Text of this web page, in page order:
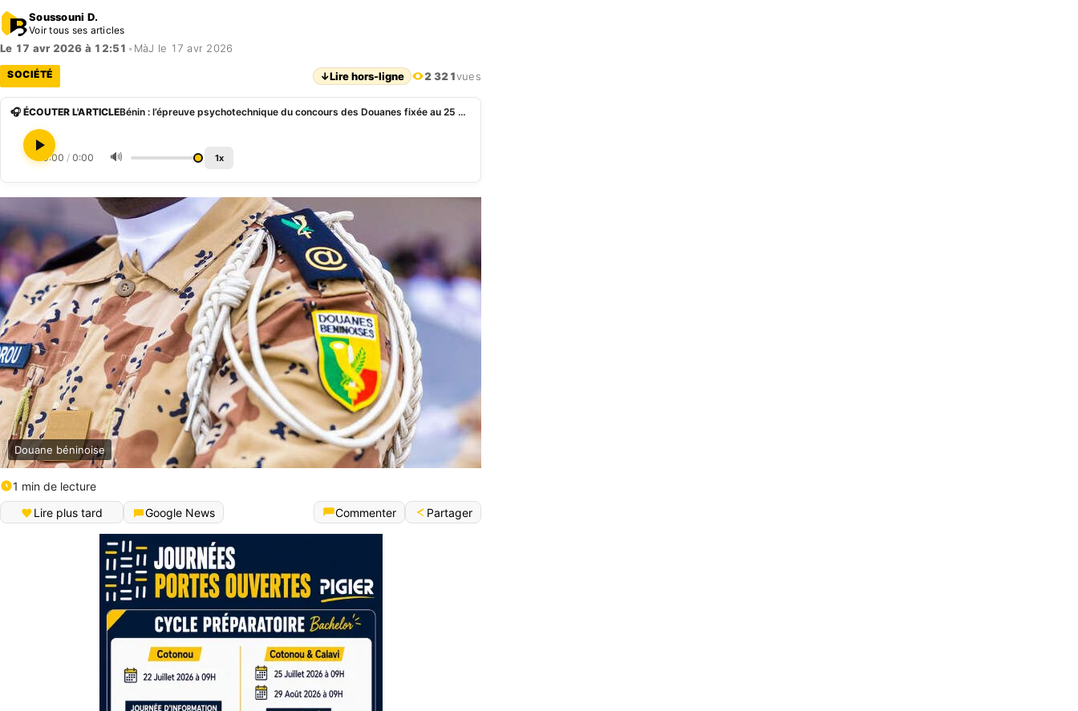
Soussouni D.
Voir tous ses articles
Le 17 avr 2026 à 12:51 • MàJ le 17 avr 2026
SOCIÉTÉ ↓Lire hors-ligne 2 321vues
🎧 ÉCOUTER L'ARTICLE Bénin : l’épreuve psychotechnique du concours des Douanes fixée au 25 avril
0:00 / 0:00 🔊 1x
Douane béninoise
1 min de lecture
Lire plus tard
Google News Commenter Partager